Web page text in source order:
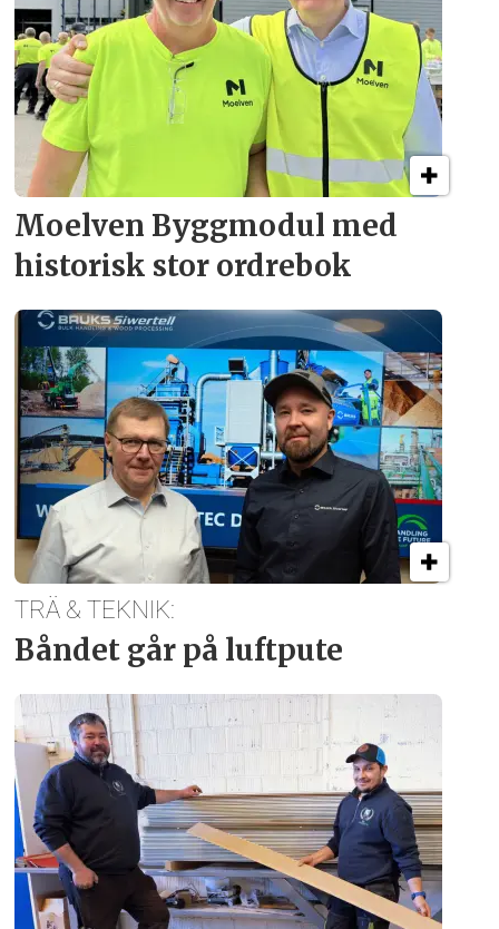
Moelven Byggmodul med
historisk stor ordrebok
TRÄ & TEKNIK:
Båndet går på luftpute